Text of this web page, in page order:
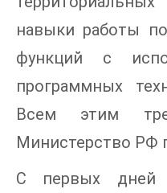
навыки работы
функций с
программных
Всем этим
Министерство РФ
С первых дней